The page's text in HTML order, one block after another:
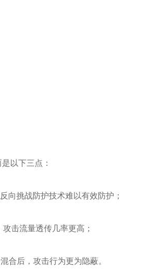
以下三点：
向挑战防护技术难以有效防护；
击流量透传几率更高；
合后，攻击行为更为隐蔽。